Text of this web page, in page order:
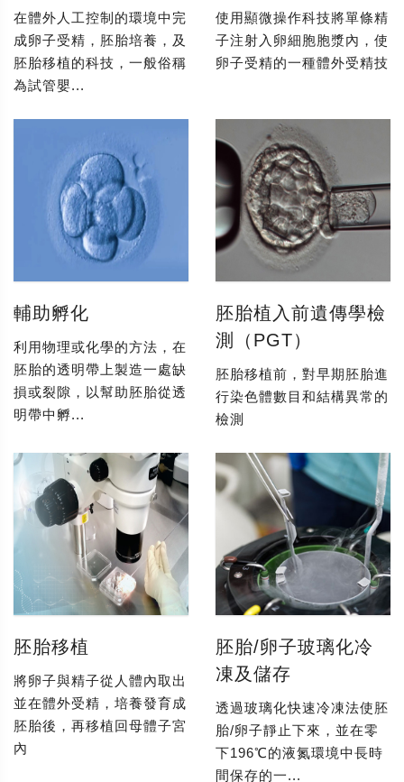
在體外人工控制的環境中完
成卵子受精，胚胎培養，及
胚胎移植的科技，一般俗稱
為試管嬰...
使用顯微操作科技將單條精
子注射入卵細胞胞漿內，使
卵子受精的一種體外受精技
輔助孵化
利用物理或化學的方法，在
胚胎的透明帶上製造一處缺
損或裂隙，以幫助胚胎從透
明帶中孵...
胚胎植入前遺傳學檢
測（PGT）
胚胎移植前，對早期胚胎進
行染色體數目和結構異常的
檢測
胚胎移植
將卵子與精子從人體內取出
並在體外受精，培養發育成
胚胎後，再移植回母體子宮
內
胚胎/卵子玻璃化冷
凍及儲存
透過玻璃化快速冷凍法使胚
胎/卵子靜止下來，並在零
下196℃的液氮環境中長時
間保存的一...